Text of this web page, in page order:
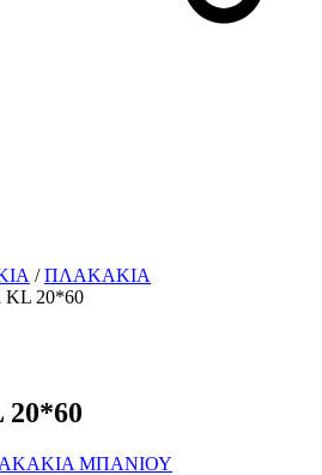
/ΠΛΑΚΑΚΙΑ
KL 20*60
ΜΠΑΝΙΟΥ